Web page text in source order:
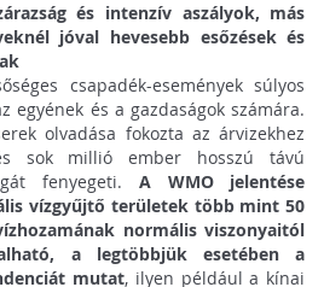
és intenzív aszályok, más
jóval hevesebb esőzések és
csapadék-események súlyos
egyének és a gazdaságok számára.
olvadása fokozta az árvizekhez
sok millió ember hosszú távú
fenyegeti. A WMO jelentése
vízgyűjtő területek több mint 50
normális viszonyaitól
a legtöbbjük esetében a
mutat, ilyen például a kínai